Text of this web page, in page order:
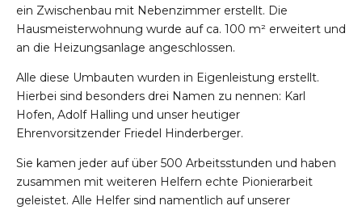
ein Zwischenbau mit Nebenzimmer erstellt. Die
Hausmeisterwohnung wurde auf ca. 100 m² erweitert und
an die Heizungsanlage angeschlossen.
Alle diese Umbauten wurden in Eigenleistung erstellt.
Hierbei sind besonders drei Namen zu nennen: Karl
Hofen, Adolf Halling und unser heutiger
Ehrenvorsitzender Friedel Hinderberger.
Sie kamen jeder auf über 500 Arbeitsstunden und haben
zusammen mit weiteren Helfern echte Pionierarbeit
geleistet. Alle Helfer sind namentlich auf unserer